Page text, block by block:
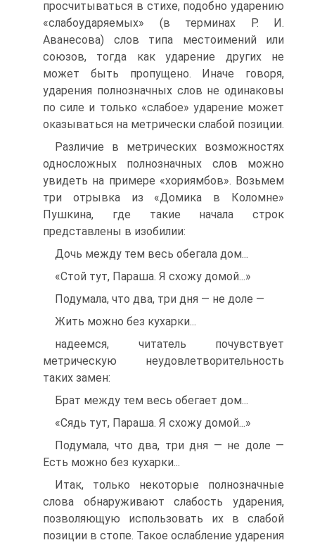
просчитываться в стихе, подобно ударению
«слабоударяемых» (в терминах Р. И.
Аванесова) слов типа местоимений или
союзов, тогда как ударение других не
может быть пропущено. Иначе говоря,
ударения полнозначных слов не одинаковы
по силе и только «слабое» ударение может
оказываться на метрически слабой позиции.
Различие в метрических возможностях
односложных полнозначных слов можно
увидеть на примере «хориямбов». Возьмем
три отрывка из «Домика в Коломне»
Пушкина, где такие начала строк
представлены в изобилии:
Дочь между тем весь обегала дом...
«Стой тут, Параша. Я схожу домой...»
Подумала, что два, три дня — не доле —
Жить можно без кухарки...
надеемся, читатель почувствует
метрическую неудовлетворительность
таких замен:
Брат между тем весь обегает дом...
«Сядь тут, Параша. Я схожу домой...»
Подумала, что два, три дня — не доле —
Есть можно без кухарки...
Итак, только некоторые полнозначные
слова обнаруживают слабость ударения,
позволяющую использовать их в слабой
позиции в стопе. Такое ослабление ударения